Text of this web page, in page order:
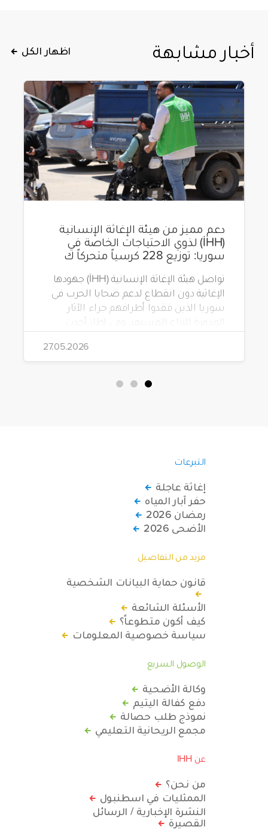
أخبار مشابهة اظهار الكل
دعم مميز من هيئة الإغاثة الإنسانية
(İHH) لذوي الاحتياجات الخاصة في
سوريا: توزيع 228 كرسياً متحركاً ك
تواصل هيئة الإغاثة الإنسانية (İHH) جهودها
الإغاثية دون انقطاع لدعم ضحايا الحرب في
سوريا الذين فقدوا أطرافهم جراء الآثار
المدمرة للنزاع المستمر. وفي إطار أحدث
مشاريعها، قامت الهيئة بتوزيع 228 كرسياً
متحركاً كهربائياً على أشخاص من ذوي
الاحتياجات الخاصة يعيشون في ظروف
قاسية بمناطق دمشق، وحلب، وحماة،
27.05.2026
التبرعات
إغاثة عاجلة
حفر آبار المياه
رمضان 2026
الأضحى 2026
مزيد من التفاصيل
قانون حماية البيانات الشخصية
الأسئلة الشائعة
كيف أكون متطوعاً؟
سياسة خصوصية المعلومات
الوصول السريع
وكالة الأضحية
دفع كفالة اليتيم
نموذج طلب حصالة
مجمع الريحانية التعليمي
عن IHH
من نحن؟
الممثليات في اسطنبول
النشرة الإخبارية / الرسائل
القصيرة